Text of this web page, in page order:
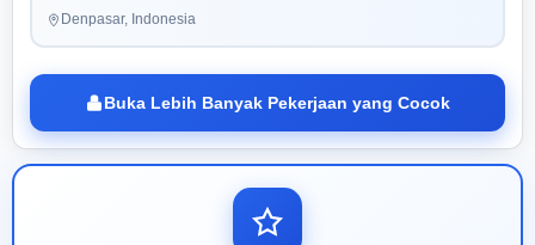
Denpasar, Indonesia
Buka Lebih Banyak Pekerjaan yang Cocok